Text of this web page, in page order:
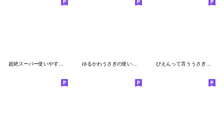
ぴえんって言ううさぎの絵文字